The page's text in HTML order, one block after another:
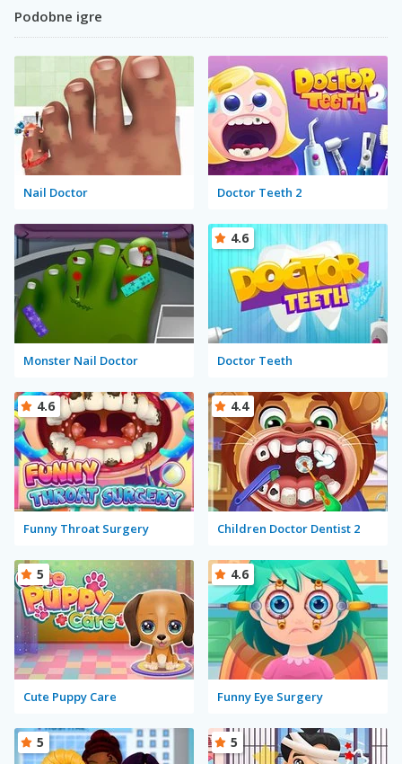
Podobne igre
Nail Doctor Doctor Teeth 2
Monster Nail Doctor Doctor Teeth
4.6
Funny Throat Surgery
4.6
Children Doctor Dentist 2
4.4
Cute Puppy Care
5
Funny Eye Surgery
4.6
5 5